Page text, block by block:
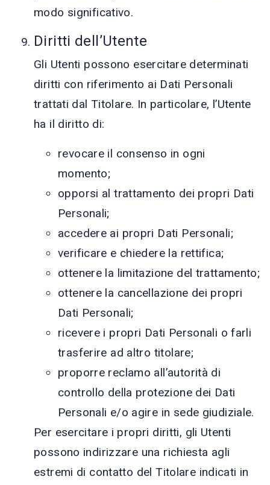
modo significativo.
Diritti dell’Utente
Gli Utenti possono esercitare determinati
diritti con riferimento ai Dati Personali
trattati dal Titolare. In particolare, l’Utente
ha il diritto di:
revocare il consenso in ogni
momento;
opporsi al trattamento dei propri Dati
Personali;
accedere ai propri Dati Personali;
verificare e chiedere la rettifica;
ottenere la limitazione del trattamento;
ottenere la cancellazione dei propri
Dati Personali;
ricevere i propri Dati Personali o farli
trasferire ad altro titolare;
proporre reclamo all’autorità di
controllo della protezione dei Dati
Personali e/o agire in sede giudiziale.
Per esercitare i propri diritti, gli Utenti
possono indirizzare una richiesta agli
estremi di contatto del Titolare indicati in